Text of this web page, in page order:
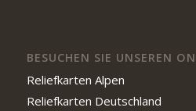
BESUCHEN SIE UNSEREN
Reliefkarten Alpen
Reliefkarten Deutschland